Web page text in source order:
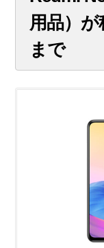
用品）が
まで